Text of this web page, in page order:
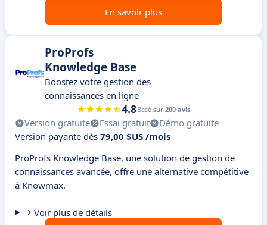
En savoir plus
ProProfs
Knowledge Base
Boostez votre gestion des
connaissances en ligne
4.8Basé sur 200 avis
Version gratuite Essai gratuit
Démo gratuite
Version payante dès 79,00 $US /mois
ProProfs Knowledge Base, une solution de gestion de
connaissances avancée, offre une alternative compétitive
à Knowmax.
Voir plus de détails